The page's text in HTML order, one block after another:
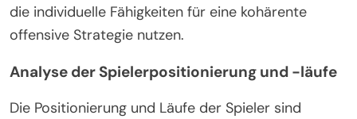
die individuelle Fähigkeiten für eine kohärente
offensive Strategie nutzen.
Analyse der Spielerpositionierung und -läufe
Die Positionierung und Läufe der Spieler sind